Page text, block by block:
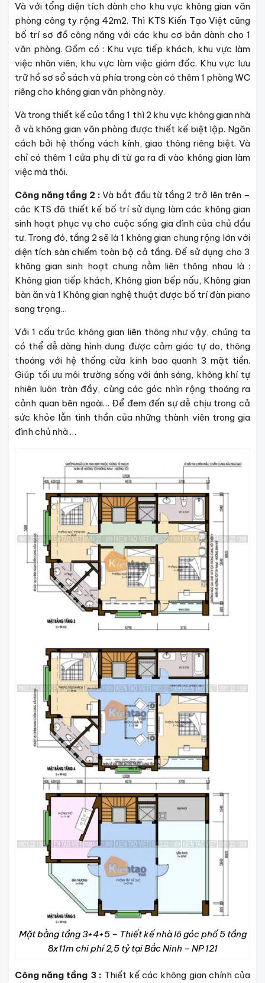
Và với tổng diện tích dành cho khu vực không gian văn
phòng công ty rộng 42m2. Thì KTS Kiến Tạo Việt cũng
bố trí sơ đồ công năng với các khu cơ bản dành cho 1
văn phòng. Gồm có : Khu vực tiếp khách, khu vực làm
việc nhân viên, khu vực làm việc giám đốc. Khu vực lưu
trữ hồ sơ sổ sách và phía trong còn có thêm 1 phòng WC
riêng cho không gian văn phòng này.
Và trong thiết kế của tầng 1 thì 2 khu vực không gian nhà
ở và không gian văn phòng được thiết kế biệt lập. Ngăn
cách bởi hệ thống vách kính, giao thông riêng biệt. Và
chỉ có thêm 1 cửa phụ đi từ ga ra đi vào không gian làm
việc mà thôi.
Công năng tầng 2 :Và bắt đầu từ tầng 2 trở lên trên –
các KTS đã thiết kế bố trí sử dụng làm các không gian
sinh hoạt phục vụ cho cuộc sống gia đình của chủ đầu
tư. Trong đó, tầng 2 sẽ là 1 không gian chung rộng lớn với
diện tích sàn chiếm toàn bộ cả tầng. Để sử dụng cho 3
không gian sinh hoạt chung nằm liên thông nhau là :
Không gian tiếp khách, Không gian bếp nấu, Không gian
bàn ăn và 1 Không gian nghệ thuật được bố trí đàn piano
sang trọng…
Với 1 cấu trúc không gian liên thông như vậy, chúng ta
có thể dễ dàng hình dung được cảm giác tự do, thông
thoáng với hệ thống cửa kính bao quanh 3 mặt tiền.
Giúp tối ưu môi trường sống với ánh sáng, không khí tự
nhiên luôn tràn đầy, cùng các góc nhìn rộng thoáng ra
cảnh quan bên ngoài… Để đem đến sự dễ chịu trong cả
sức khỏe lẫn tinh thần của những thành viên trong gia
đình chủ nhà …
Mặt bằng tầng 3+4+5 – Thiết kế nhà lô góc phố 5 tầng
8x11m chi phí 2,5 tỷ tại Bắc Ninh – NP 121
Công năng tầng 3 : Thiết kế các không gian chính của